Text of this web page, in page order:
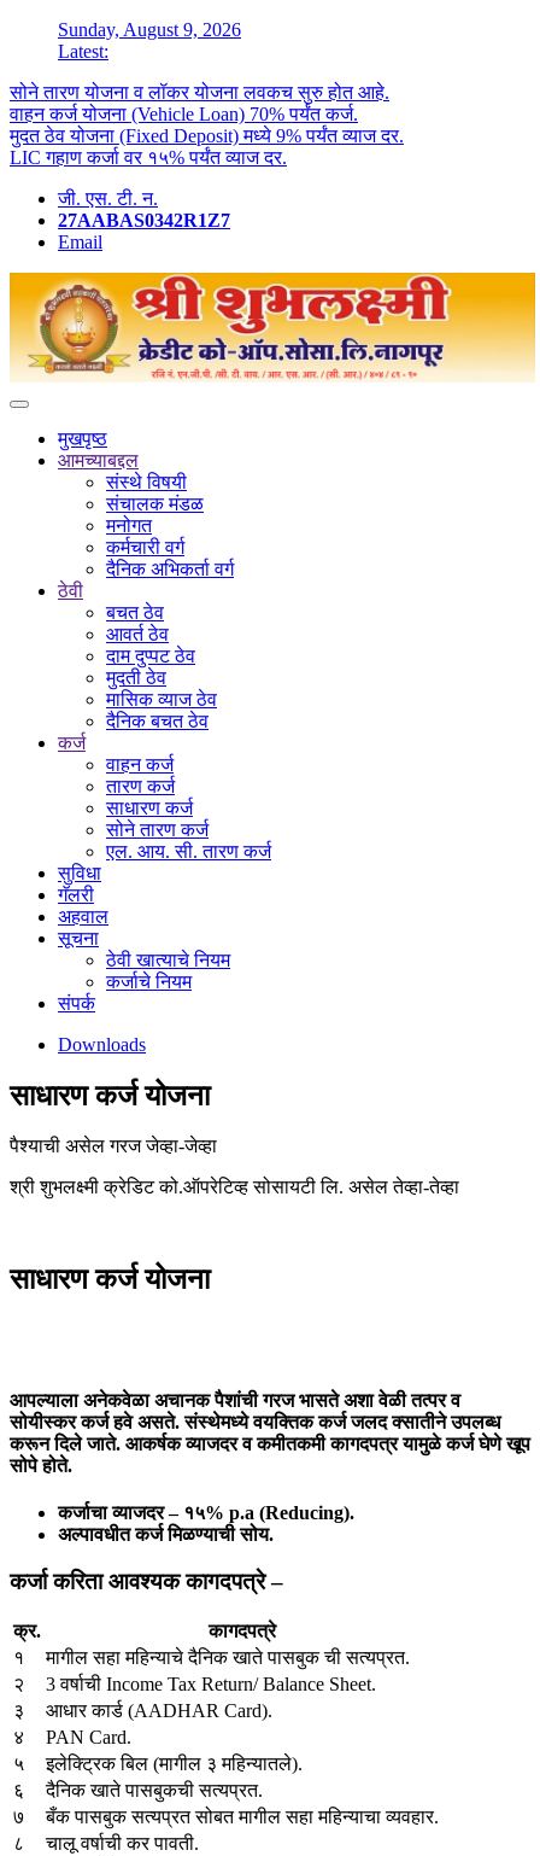
Sunday, August 9, 2026
Latest:
सोने तारण योजना व लॉकर योजना लवकच सुरु होत आहे.
वाहन कर्ज योजना (Vehicle Loan) 70% पर्यंत कर्ज.
मुदत ठेव योजना (Fixed Deposit) मध्ये 9% पर्यंत व्याज दर.
LIC गहाण कर्जा वर १५% पर्यंत व्याज दर.
जी. एस. टी. न.
27AABAS0342R1Z7
Email
मुखपृष्ठ
आमच्याबद्दल
संस्थे विषयी
संचालक मंडळ
मनोगत
कर्मचारी वर्ग
दैनिक अभिकर्ता वर्ग
ठेवी
बचत ठेव
आवर्त ठेव
दाम दुप्पट ठेव
मुदती ठेव
मासिक व्याज ठेव
दैनिक बचत ठेव
कर्ज
वाहन कर्ज
तारण कर्ज
साधारण कर्ज
सोने तारण कर्ज
एल. आय. सी. तारण कर्ज
सुविधा
गॅलरी
अहवाल
सूचना
ठेवी खात्याचे नियम
कर्जाचे नियम
संपर्क
Downloads
साधारण कर्ज योजना
पैश्याची असेल गरज जेव्हा-जेव्हा
श्री शुभलक्ष्मी क्रेडिट को.ऑपरेटिव्ह सोसायटी लि. असेल तेव्हा-तेव्हा
साधारण कर्ज योजना
आपल्याला अनेकवेळा अचानक पैशांची गरज भासते अशा वेळी तत्पर व
सोयीस्कर कर्ज हवे असते. संस्थेमध्ये वयक्तिक कर्ज जलद क्सातीने उपलब्ध
करून दिले जाते. आकर्षक व्याजदर व कमीतकमी कागदपत्र यामुळे कर्ज घेणे खूप
सोपे होते.
कर्जाचा व्याजदर – १५% p.a (Reducing).
अल्पावधीत कर्ज मिळण्याची सोय.
कर्जा करिता आवश्यक कागदपत्रे –
क्र.
कागदपत्रे
१
मागील सहा महिन्याचे दैनिक खाते पासबुक ची सत्यप्रत.
२
3 वर्षाची Income Tax Return/ Balance Sheet.
३
आधार कार्ड (AADHAR Card).
४
PAN Card.
५
इलेक्ट्रिक बिल (मागील ३ महिन्यातले).
६
दैनिक खाते पासबुकची सत्यप्रत.
७
बँक पासबुक सत्यप्रत सोबत मागील सहा महिन्याचा व्यवहार.
८
चालू वर्षाची कर पावती.